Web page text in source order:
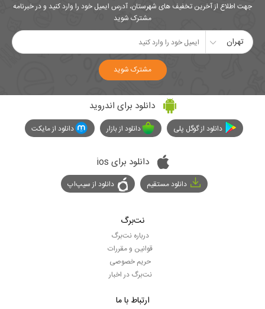
جهت اطلاع از آخرین تخفیف های شهرستان، آدرس ایمیل خود را وارد کنید و در خبرنامه
مشترک شوید
تهران
مشترک شوید
دانلود برای اندروید
دانلود از گوگل پلی دانلود از بازار دانلود از مایکت
دانلود برای ios
دانلود مستقیم دانلود از سیپ‌اپ
نت‌برگ
درباره نت‌برگ
قوانین و مقررات
حریم خصوصی
نت‌برگ در اخبار
ارتباط با ما